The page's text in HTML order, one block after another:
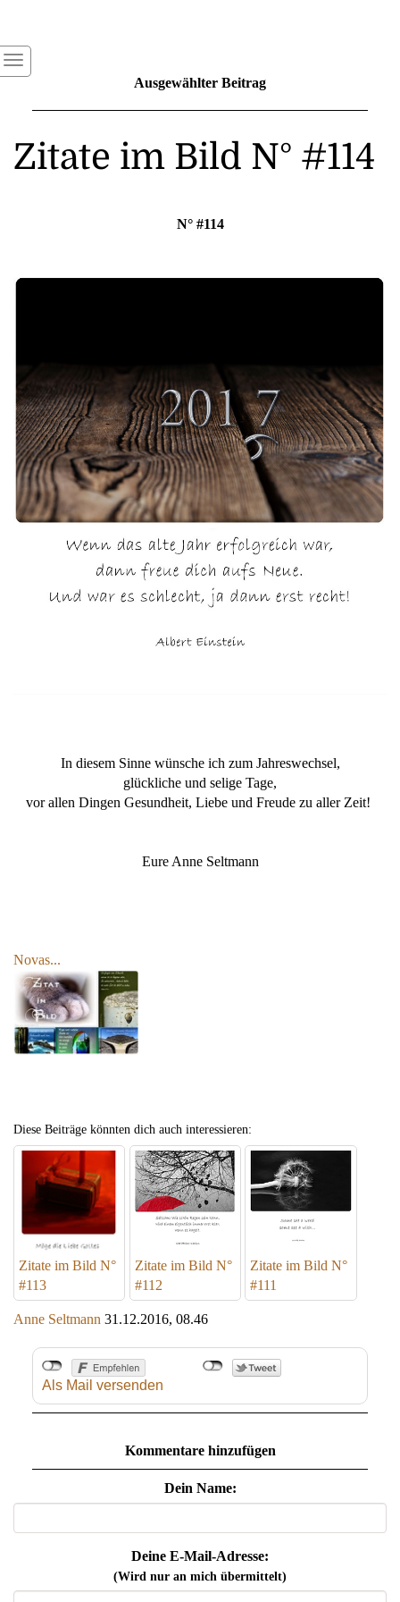
Ausgewählter Beitrag
Zitate im Bild N° #114
N° #114
In diesem Sinne wünsche ich zum Jahreswechsel,
glückliche und selige Tage,
vor allen Dingen Gesundheit, Liebe und Freude zu aller Zeit!
Eure Anne Seltmann
Novas...
Diese Beiträge könnten dich auch interessieren:
Zitate im Bild N°
#113
Zitate im Bild N°
#112
Zitate im Bild N°
#111
Anne Seltmann 31.12.2016, 08.46
Als Mail versenden
Kommentare hinzufügen
Dein Name:
Deine E-Mail-Adresse:
(Wird nur an mich übermittelt)